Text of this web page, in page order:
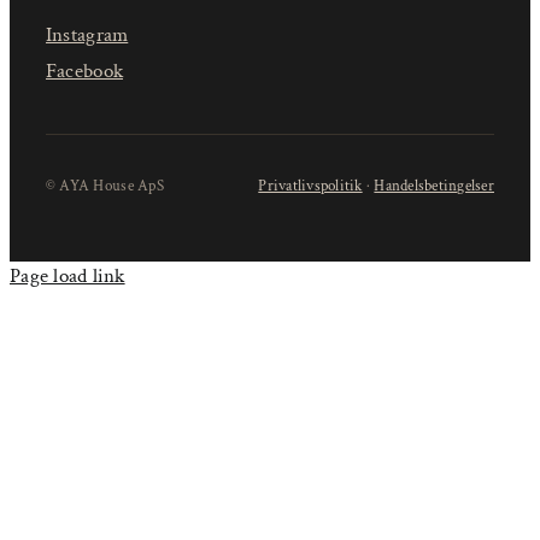
Instagram
Facebook
© AYA House ApS Privatlivspolitik ·Handelsbetingelser
Page load link